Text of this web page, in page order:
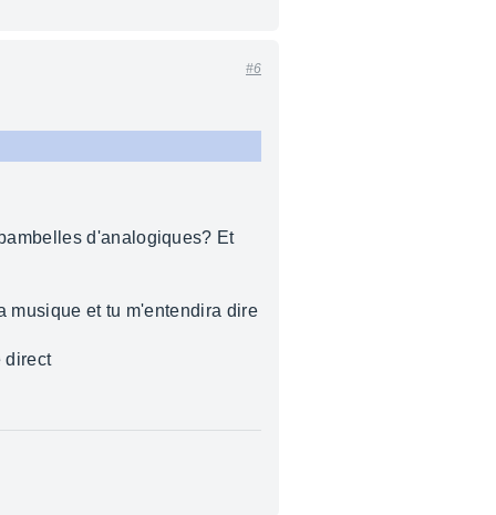
#6
d'analogiques? Et
musique et tu m'entendira dire
direct